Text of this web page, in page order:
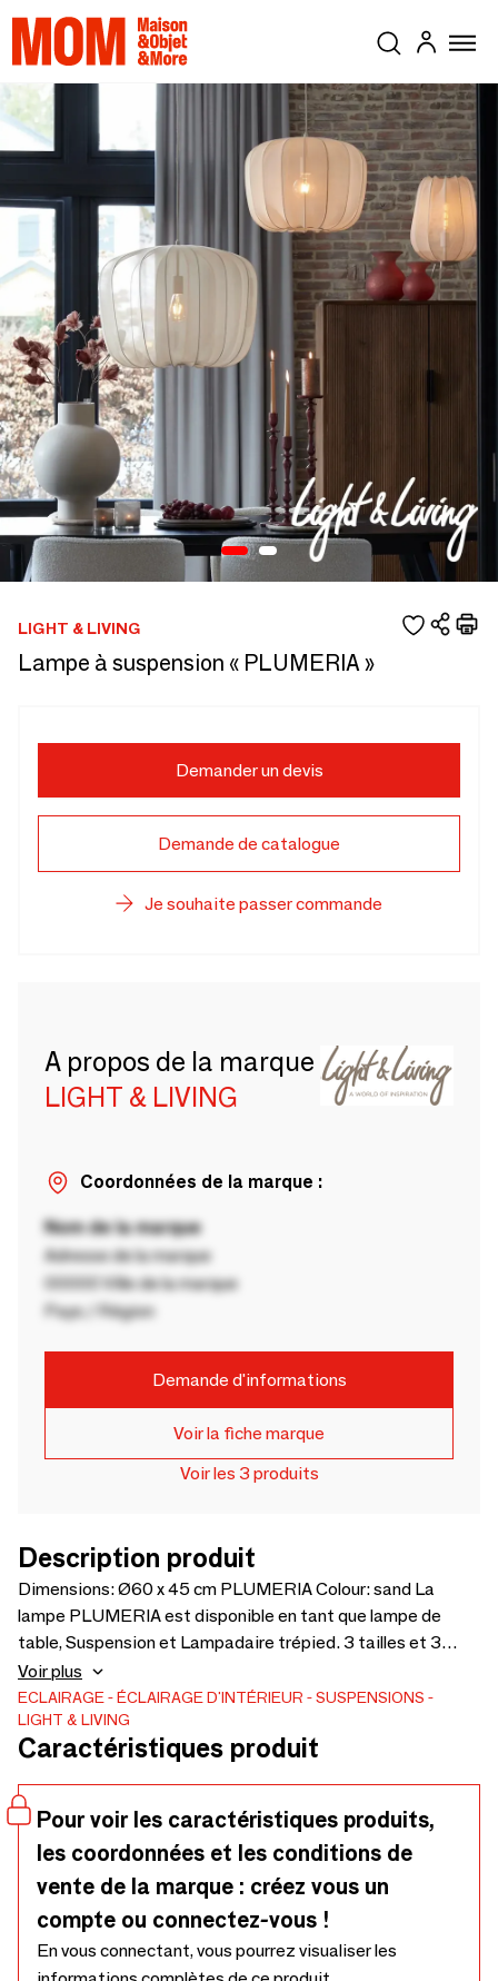
LIGHT & LIVING
Lampe à suspension « PLUMERIA »
Demander un devis
Demande de catalogue
Je souhaite passer commande
A propos de la marque
LIGHT & LIVING
Coordonnées de la marque :
Nom de la marque
Adresse de la marque
00000 Ville de la marque
Pays / Région
Demande d'informations
Voir la fiche marque
Voir les 3 produits
Description produit
Dimensions: Ø60 x 45 cm PLUMERIA Colour: sand La
lampe PLUMERIA est disponible en tant que lampe de
table, Suspension et Lampadaire trépied. 3 tailles et 3
couleurs. Facile à commander dans notre boutique en ligne :
www.light-living.com
Voir plus
ECLAIRAGE ÉCLAIRAGE D'INTÉRIEUR
SUSPENSIONS
LIGHT & LIVING
Caractéristiques produit
Pour voir les caractéristiques produits,
les coordonnées et les conditions de
vente de la marque : créez vous un
compte ou connectez-vous !
En vous connectant, vous pourrez visualiser les